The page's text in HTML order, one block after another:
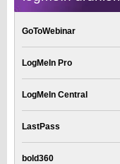
GoToWebinar
LogMeIn Pro
LogMeIn Central
LastPass
bold360